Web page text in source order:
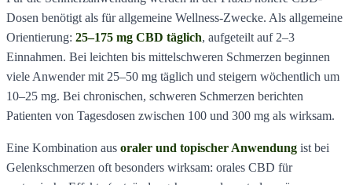
Dosen benötigt als für allgemeine Wellness-Zwecke. Als allgemeine
Orientierung: 25–175 mg CBD täglich, aufgeteilt auf 2–3
Einnahmen. Bei leichten bis mittelschweren Schmerzen beginnen
viele Anwender mit 25–50 mg täglich und steigern wöchentlich um
10–25 mg. Bei chronischen, schweren Schmerzen berichten
Patienten von Tagesdosen zwischen 100 und 300 mg als wirksam.
Eine Kombination aus oraler und topischer Anwendung ist bei
Gelenkschmerzen oft besonders wirksam: orales CBD für